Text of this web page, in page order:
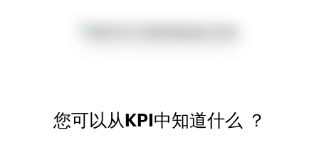
您可以从KPI中知道什么 ？